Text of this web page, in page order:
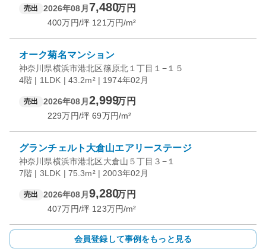
売出 2026年08月 7,480万円
400万円/坪 121万円/m²
オーク菊名マンション
神奈川県横浜市港北区篠原北１丁目１−１５
4階 | 1LDK | 43.2m² | 1974年02月
売出 2026年08月 2,999万円
229万円/坪 69万円/m²
グランチェルト大倉山エアリーステージ
神奈川県横浜市港北区大倉山５丁目３−１
7階 | 3LDK | 75.3m² | 2003年02月
売出 2026年08月 9,280万円
407万円/坪 123万円/m²
会員登録して事例をもっと見る